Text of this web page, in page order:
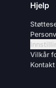
Hjelp
Vilkår